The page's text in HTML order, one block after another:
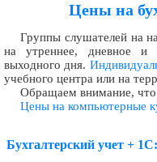
Цены на
Группы слушателей на
на утреннее, дневное и
выходного дня.
учебного центра или на
Обращаем внимание, что
Цены на компьютерные
Бухгалтерский учет +